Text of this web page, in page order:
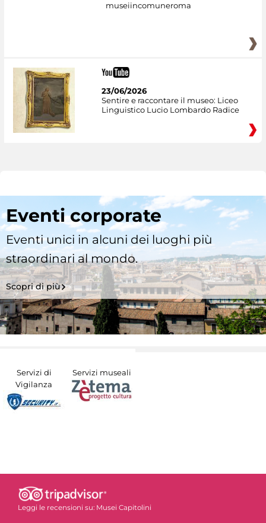
museiincomuneroma
23/06/2026
Sentire e raccontare il museo: Liceo
Linguistico Lucio Lombardo Radice
Eventi corporate
Eventi unici in alcuni dei luoghi più
straordinari al mondo.
Scopri di più
Servizi di
Vigilanza
Servizi museali
Leggi le recensioni su: Musei Capitolini